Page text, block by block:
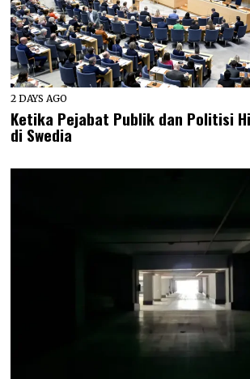
2 DAYS AGO
Ketika Pejabat Publik dan Politisi
di Swedia